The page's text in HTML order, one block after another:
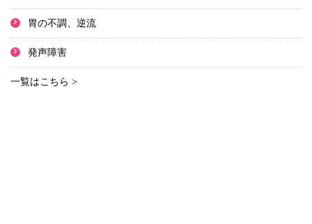
胃の不調、逆流
発声障害
一覧はこちら >